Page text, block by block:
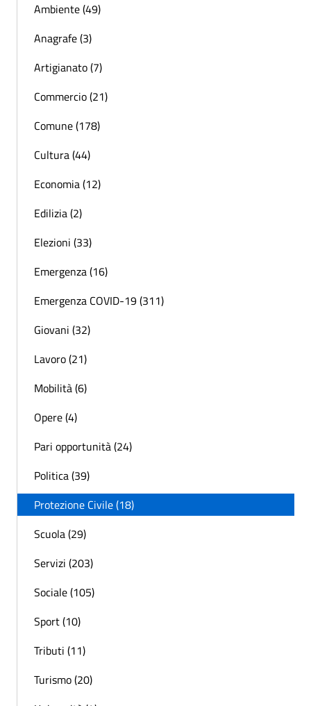
Ambiente (49)
Anagrafe (3)
Artigianato (7)
Commercio (21)
Comune (178)
Cultura (44)
Economia (12)
Edilizia (2)
Elezioni (33)
Emergenza (16)
Emergenza COVID-19 (311)
Giovani (32)
Lavoro (21)
Mobilità (6)
Opere (4)
Pari opportunità (24)
Politica (39)
Protezione Civile (18)
Scuola (29)
Servizi (203)
Sociale (105)
Sport (10)
Tributi (11)
Turismo (20)